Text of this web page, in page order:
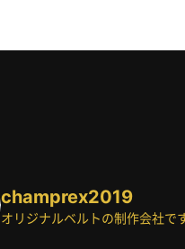
champrex2019
オリジナルベルトの制作会社です